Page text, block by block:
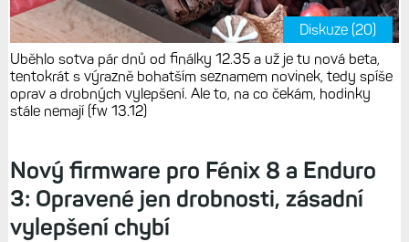
Diskuze (20)
Uběhlo sotva pár dnů od finálky 12.35 a už je tu nová beta,
tentokrát s výrazně bohatším seznamem novinek, tedy spíše
oprav a drobných vylepšení. Ale to, na co čekám, hodinky
stále nemají (fw 13.12)
Nový firmware pro Fénix 8 a Enduro
3: Opravené jen drobnosti, zásadní
vylepšení chybí